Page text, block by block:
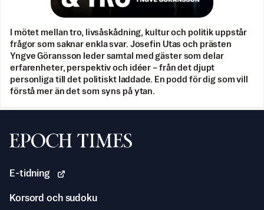
I mötet mellan tro, livsåskådning, kultur och politik uppstår
frågor som saknar enkla svar. Josefin Utas och prästen
Yngve Göransson leder samtal med gäster som delar
erfarenheter, perspektiv och idéer – från det djupt
personliga till det politiskt laddade. En podd för dig som vill
förstå mer än det som syns på ytan.
Svenska Epoch Times
E-tidning
Korsord och sudoku